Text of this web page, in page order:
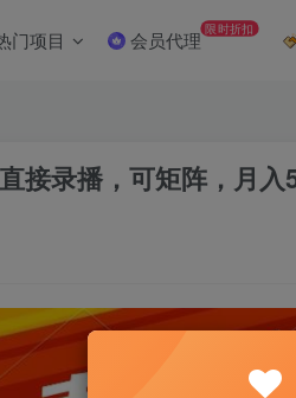
门项目 会员代理 限时折扣
接录播，可矩阵，月入